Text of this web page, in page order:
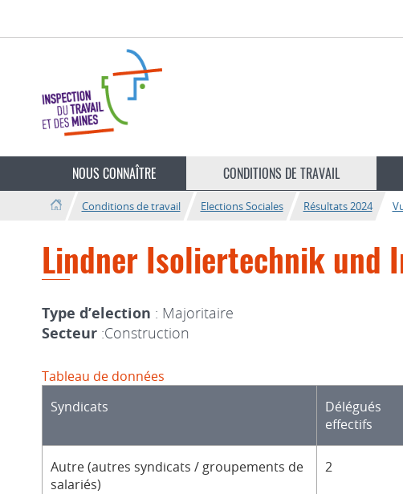
langue
NOUS CONNAÎTRE CONDITIONS DE TRAVAIL
Conditions de travail Elections Sociales Résultats 2024
Lindner Isoliertechnik und
Type d’election : Majoritaire
Secteur :Construction
Tableau de données
Syndicats
Délégués
effectifs
Autre (autres syndicats / groupements de
salariés)
2